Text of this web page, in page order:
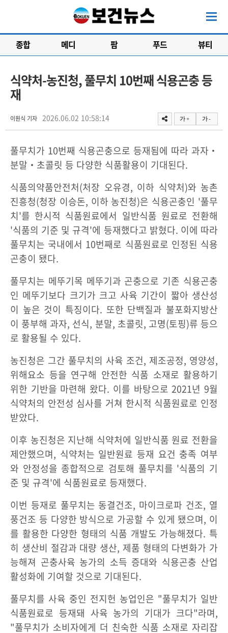
종합 메디 팜 푸드 뷰티
식약처-농진청, 풀무치 10번째 식용곤충 등
재
이원식 기자 2026.06.02 10:58:14 가 + 가 -
풀무치가 10번째 식용곤충으로 등재됨에 따라 과자‧
분말‧초콜릿 등 다양한 식품활용이 기대된다.
식품의약품안전처(처장 오유경, 이하 식약처)와 농촌
진흥청(청장 이승돈, 이하 농진청)은 식용곤충인 '풀무
치'를 한시적 식품원료에서 일반식품 원료로 전환해
'식품의 기준 및 규격'에 등재했다고 밝혔다. 이에 따라
풀무치는 국내에서 10번째로 식품원료로 인정된 식용
곤충이 됐다.
풀무치는 메뚜기목 메뚜기과 곤충으로 기존 식용곤충
인 메뚜기보다 크기가 크고 사육 기간이 짧아 생산성
이 높은 것이 특징이다. 또한 단백질과 불포화지방산
이 풍부해 과자, 선식, 분말, 초콜릿, 고명(토핑)류 등으
로 활용될 수 있다.
농진청은 그간 풀무치의 사육 조건, 제조공정, 영양성,
위해요소 등을 연구해 안전한 식품 소재로 활용하기
위한 기반을 마련해 왔다. 이를 바탕으로 2021년 9월
식약처의 안전성 심사를 거쳐 한시적 식품원료로 인정
받았다.
이후 농진청은 지난해 식약처에 일반식품 원료 전환을
제안했으며, 식약처는 일반원료 등재 요건 충족 여부
와 안정성을 종합적으로 검토해 풀무치를 '식품의 기
준 및 규격'에 식품원료로 등재했다.
이번 등재로 풀무치는 동결건조, 마이크로파 건조, 열
풍건조 등 다양한 방식으로 가공할 수 있게 됐으며, 이
를 활용한 다양한 형태의 식품 개발도 가능해졌다. 특
히 생산비 절감과 대량 생산, 제품 형태의 다변화가 가
능해져 곤충사육 농가의 소득 증대와 식용곤충 산업
활성화에 기여할 것으로 기대된다.
풀무치를 사육 중인 전지헌 농업인은 "풀무치가 일반
식품원료로 등재돼 사육 농가의 기대가 크다"라며,
"풀무치가 소비자에게 더 친숙한 식품 소재로 자리잡